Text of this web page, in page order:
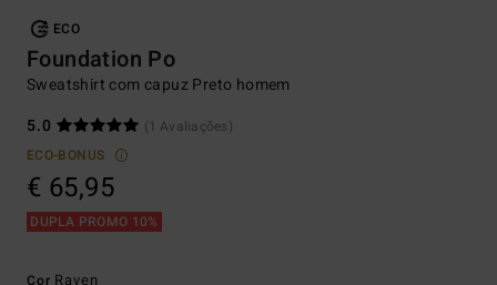
ECO
Foundation Po
Sweatshirt com capuz Preto homem
5.0
(1 Avaliações)
ECO-BONUS
€ 65,95
DUPLA PROMO 10%
Cor Raven